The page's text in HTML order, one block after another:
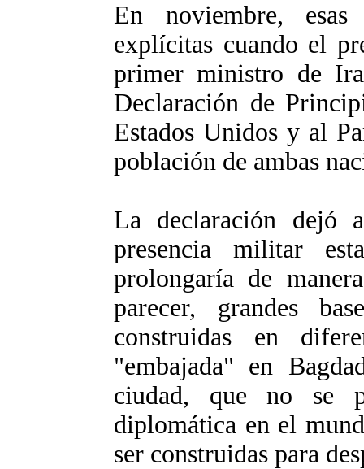
En noviembre, esas
explícitas cuando el
primer ministro de
Declaración de
Estados Unidos y al
población de ambas
La declaración dejó
presencia militar
prolongaría de
parecer, grandes
construidas en
"embajada" en
ciudad, que no se
diplomática en el
ser construidas para